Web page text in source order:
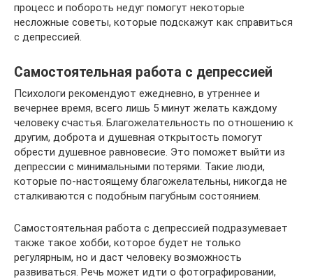
процесс и побороть недуг помогут некоторые
несложные советы, которые подскажут как справиться
с депрессией.
Самостоятельная работа с депрессией
Психологи рекомендуют ежедневно, в утреннее и
вечернее время, всего лишь 5 минут желать каждому
человеку счастья. Благожелательность по отношению к
другим, доброта и душевная открытость помогут
обрести душевное равновесие. Это поможет выйти из
депрессии с минимальными потерями. Такие люди,
которые по-настоящему благожелательны, никогда не
сталкиваются с подобным пагубным состоянием.
Самостоятельная работа с депрессией подразумевает
также такое хобби, которое будет не только
регулярным, но и даст человеку возможность
развиваться. Речь может идти о фотографировании,